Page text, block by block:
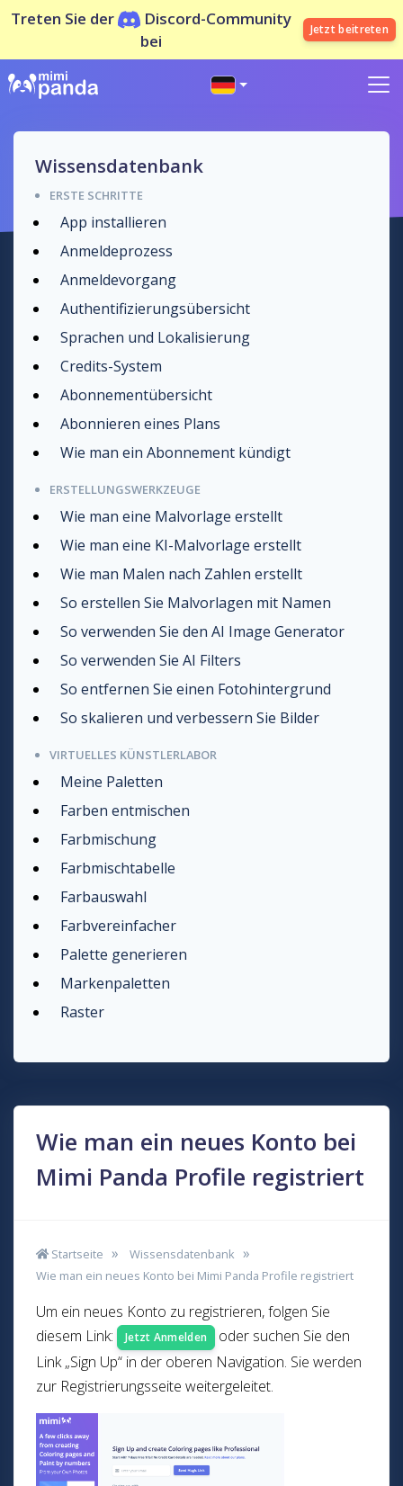
Treten Sie der
Discord-Community
bei
Jetzt beitreten
Wissensdatenbank
ERSTE SCHRITTE
App installieren
Anmeldeprozess
Anmeldevorgang
Authentifizierungsübersicht
Sprachen und Lokalisierung
Credits-System
Abonnementübersicht
Abonnieren eines Plans
Wie man ein Abonnement kündigt
ERSTELLUNGSWERKZEUGE
Wie man eine Malvorlage erstellt
Wie man eine KI-Malvorlage erstellt
Wie man Malen nach Zahlen erstellt
So erstellen Sie Malvorlagen mit Namen
So verwenden Sie den AI Image Generator
So verwenden Sie AI Filters
So entfernen Sie einen Fotohintergrund
So skalieren und verbessern Sie Bilder
VIRTUELLES KÜNSTLERLABOR
Meine Paletten
Farben entmischen
Farbmischung
Farbmischtabelle
Farbauswahl
Farbvereinfacher
Palette generieren
Markenpaletten
Raster
Wie man ein neues Konto bei
Mimi Panda Profile registriert
Startseite
Wissensdatenbank
Wie man ein neues Konto bei Mimi Panda Profile registriert
Um ein neues Konto zu registrieren, folgen Sie
diesem Link:
Jetzt Anmelden
oder suchen Sie den
Link „Sign Up“ in der oberen Navigation. Sie werden
zur Registrierungsseite weitergeleitet.